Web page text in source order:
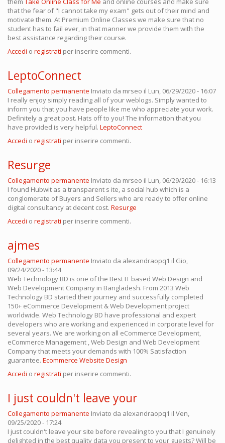
that the fear of "I cannot take my exam" gets out of their mind and
motivate them. At Premium Online Classes we make sure that no
student has to fail ever, in that manner we provide them with the
best assistance regarding their course.
Accedi o registrati per inserire commenti.
LeptoConnect
Collegamento permanente Inviato da mrseo il Lun, 06/29/2020 - 16:07
I really enjoy simply reading all of your weblogs. Simply wanted to
inform you that you have people like me who appreciate your work.
Definitely a great post. Hats off to you! The information that you
have provided is very helpful. LeptoConnect
Accedi o registrati per inserire commenti.
Resurge
Collegamento permanente Inviato da mrseo il Lun, 06/29/2020 - 16:13
I found Hubwit as a transparent s ite, a social hub which is a
conglomerate of Buyers and Sellers who are ready to offer online
digital consultancy at decent cost. Resurge
Accedi o registrati per inserire commenti.
ajmes
Collegamento permanente Inviato da alexandraopq1 il Gio,
09/24/2020 - 13:44
Web Technology BD is one of the Best IT based Web Design and
Web Development Company in Bangladesh. From 2013 Web
Technology BD started their journey and successfully completed
150+ eCommerce Development & Web Development project
worldwide. Web Technology BD have professional and expert
developers who are working and experienced in corporate level for
several years. We are working on all eCommerce Development,
eCommerce Management , Web Design and Web Development
Company that meets your demands with 100% Satisfaction
guarantee. Ecommerce Website Design
Accedi o registrati per inserire commenti.
I just couldn't leave your
Collegamento permanente Inviato da alexandraopq1 il Ven,
09/25/2020 - 17:24
I just couldn't leave your site before revealing to you that I genuinely
delighted in the best quality data you present to your guests? Will be